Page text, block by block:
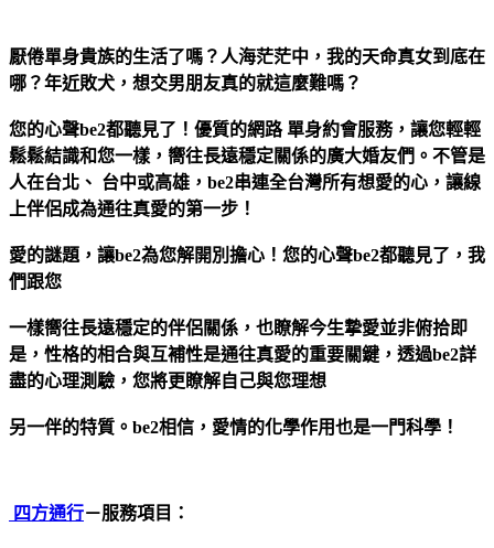
厭倦單身貴族的生活了嗎？人海茫茫中，我的天命真女到底在
哪？年近敗犬，想交男朋友真的就這麼難嗎？
您的心聲be2都聽見了！優質的網路 單身約會服務，讓您輕輕
鬆鬆結識和您一樣，嚮往長遠穩定關係的廣大婚友們。不管是
人在台北、 台中或高雄，be2串連全台灣所有想愛的心，讓線
上伴侶成為通往真愛的第一步！
愛的謎題，讓be2為您解開別擔心！您的心聲be2都聽見了，我
們跟您
一樣嚮往長遠穩定的伴侶關係，也瞭解今生摯愛並非俯拾即
是，性格的相合與互補性是通往真愛的重要關鍵，透過be2詳
盡的心理測驗，您將更瞭解自己與您理想
另一伴的特質。be2相信，愛情的化學作用也是一門科學！
四方通行－服務項目：